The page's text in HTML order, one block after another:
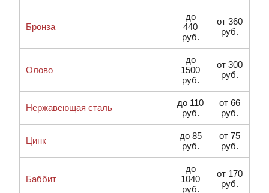
Бронза
до
440
руб.
от 360
руб.
Олово
до
1500
руб.
от 300
руб.
Нержавеющая сталь
до 110
руб.
от 66
руб.
Цинк
до 85
руб.
от 75
руб.
Баббит
до
1040
руб.
от 170
руб.